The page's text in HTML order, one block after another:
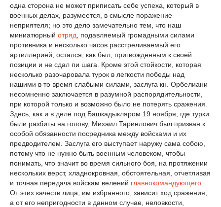
одна сторона не может приписать себе успеха, который в
военных делах, разумеется, в смысле поражение
неприятеля; но это дело замечательно тем, что наш
миниатюрный отряд , подавляемый громадными силами
противника и несколько часов расстреливаемый его
артиллерией, остался, как был, пригвожденным к своей
позиции и не сдал пи шага. Кроме этой стойкости, которая
несколько разочаровала турок в легкости победы над
нашими в то время слабыми силами, заслуга кн. Орбелиани
несомненно заключается в разумной распорядительности,
при которой только и возможно было не потерять сражения.
Здесь, как и в деле под Башкадыкляром 19 ноября, где турки
были разбиты на голову, Михаил Тариелович был призван к
особой обязанности посредника между войсками и их
предводителем. Заслуга его выступает наружу сама собою,
потому что не нужно быть военным человеком, чтобы
понимать, что значит во время сильного боя, на протяжении
нескольких верст, хладнокровная, обстоятельная, отчетливая
и точная передача войскам велений главнокомандующего
От этих качеств лица, им избранного, зависит ход сражения,
а от его непригодности в данном случае, неловкости,